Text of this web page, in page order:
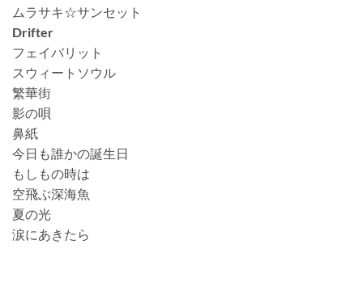
ムラサキ☆サンセット
Drifter
フェイバリット
スウィートソウル
繁華街
影の唄
鼻紙
今日も誰かの誕生日
もしもの時は
空飛ぶ深海魚
夏の光
涙にあきたら